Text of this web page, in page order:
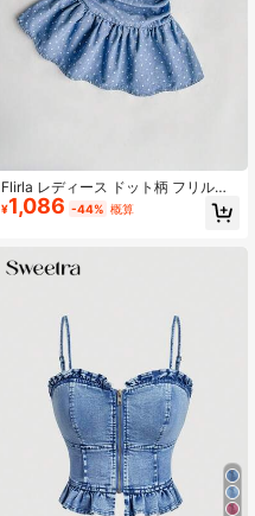
Flirla レディース ドット柄 フリルヘ
ム プリーツ デニムチューブトップ
¥1,086 -44% 概算